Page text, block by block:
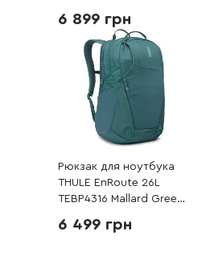
6 899 грн
Рюкзак для ноутбука
THULE EnRoute 26L
TEBP4316 Mallard Green
6 499 грн